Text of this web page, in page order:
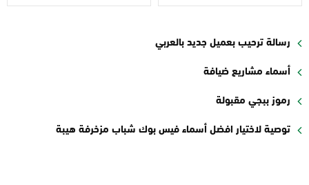
رسالة ترحيب بعميل جديد بالعربي
أسماء مشاريع ضيافة
رموز ببجي مقبولة
توصية لاختيار افضل أسماء فيس بوك شباب مزخرفة هيبة